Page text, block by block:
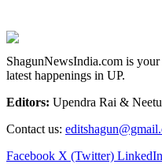
ShagunNewsIndia.com is
latest happenings in UP.
Editors: Upendra Rai &
Contact us:
Facebook X (Twitter) LinkedIn